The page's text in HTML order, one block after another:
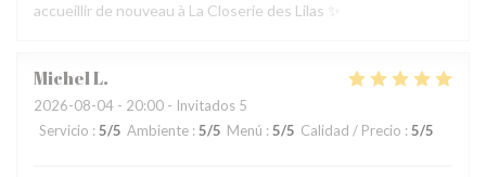
accueillir de nouveau à La Closerie des Lilas ✨
MichelL
2026-08-04 - 20:00 - Invitados 5
Servicio : 5/5 Ambiente : 5/5 Menú : 5/5 Calidad / Precio : 5/5